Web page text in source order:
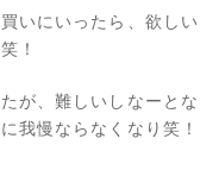
いにいったら、欲しい
！
が、難しいしなーとな
我慢ならなくなり笑！